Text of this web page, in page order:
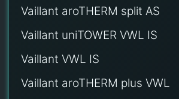
Vaillant aroTHERM split AS
Vaillant uniTOWER VWL IS
Vaillant VWL IS
Vaillant aroTHERM plus VWL